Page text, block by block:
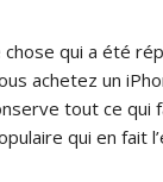
qui a été
achetez un
tout ce
qui en fait